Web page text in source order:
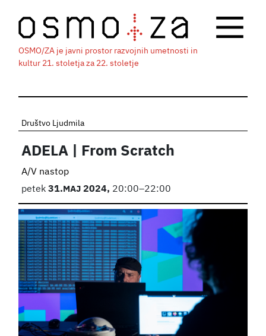
OSMO/ZA je javni prostor razvojnih umetnosti in
kultur 21. stoletja za 22. stoletje
Društvo Ljudmila
ADELA | From Scratch
A/V nastop
petek31. MAJ2024, 20:00–22:00